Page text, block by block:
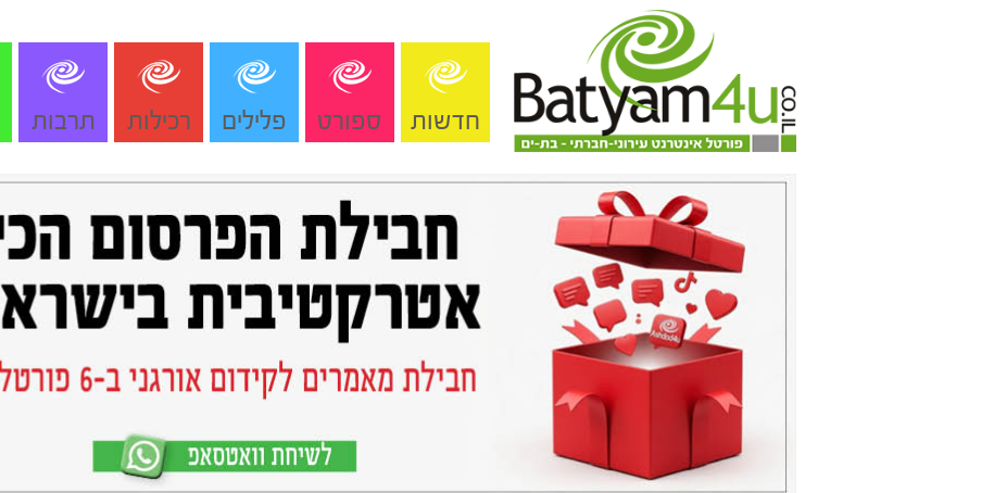
חדשות ספורט פלילים רכילות תרבות